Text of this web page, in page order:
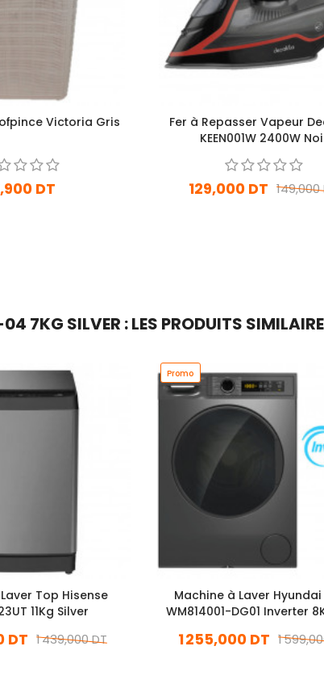
Victoria Gris
DT
Fer à Repasser Vapeur
KEEN001W 2400W
149,000
129,000 DT
7KG SILVER : LES PRODUITS
Top Hisense
11Kg Silver
1 439,000 DT
DT
Promo
Machine à Laver Hyundai
WM814001-DG01 Inverter
1
1 255,000 DT